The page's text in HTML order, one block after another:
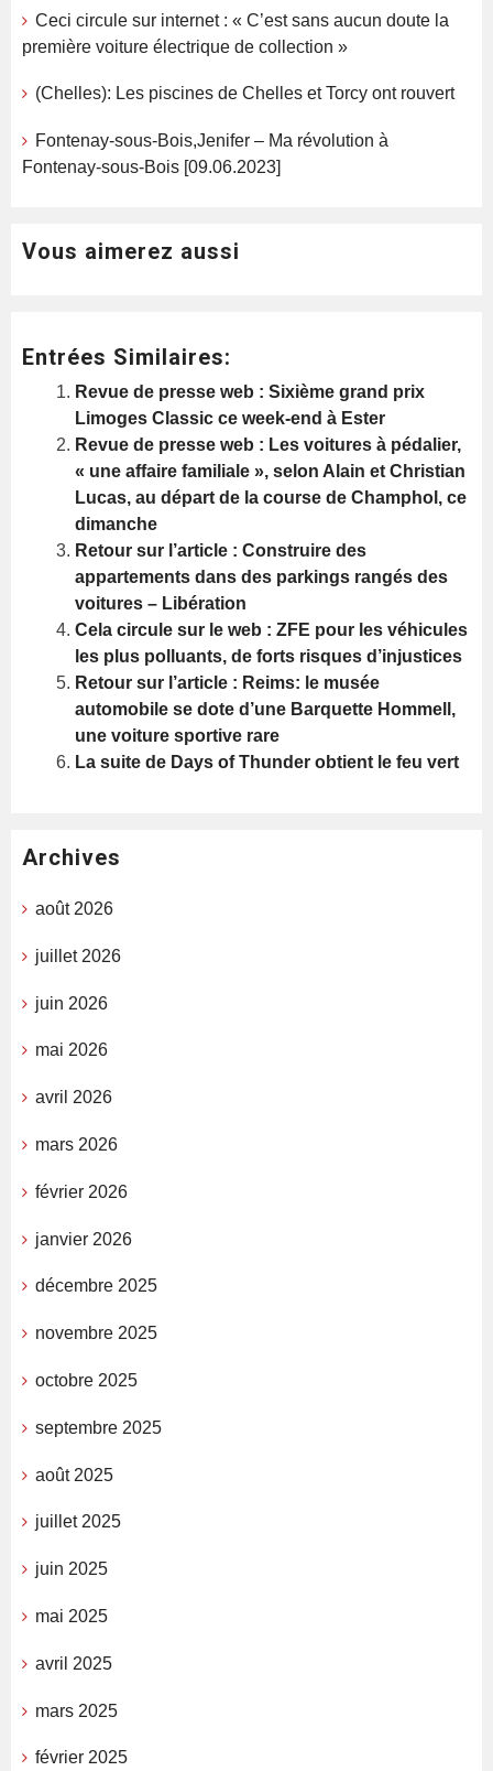
Ceci circule sur internet : « C’est sans aucun doute la
première voiture électrique de collection »
(Chelles): Les piscines de Chelles et Torcy ont rouvert
Fontenay-sous-Bois,Jenifer – Ma révolution à
Fontenay-sous-Bois [09.06.2023]
Vous aimerez aussi
Entrées Similaires:
Revue de presse web : Sixième grand prix
Limoges Classic ce week-end à Ester
Revue de presse web : Les voitures à pédalier,
« une affaire familiale », selon Alain et Christian
Lucas, au départ de la course de Champhol, ce
dimanche
Retour sur l’article : Construire des
appartements dans des parkings rangés des
voitures – Libération
Cela circule sur le web : ZFE pour les véhicules
les plus polluants, de forts risques d’injustices
Retour sur l’article : Reims: le musée
automobile se dote d’une Barquette Hommell,
une voiture sportive rare
La suite de Days of Thunder obtient le feu vert
Archives
août 2026
juillet 2026
juin 2026
mai 2026
avril 2026
mars 2026
février 2026
janvier 2026
décembre 2025
novembre 2025
octobre 2025
septembre 2025
août 2025
juillet 2025
juin 2025
mai 2025
avril 2025
mars 2025
février 2025